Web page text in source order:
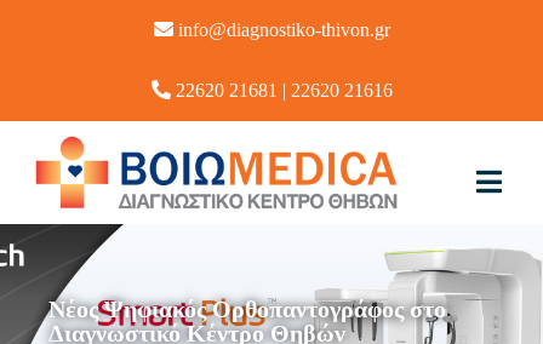
info@diagnostiko-thivon.gr
22620 21681 | 22620 21616
Νέος Ψηφιακός Ορθοπαντογράφος στο
Διαγνωστικό Κέντρο Θηβών